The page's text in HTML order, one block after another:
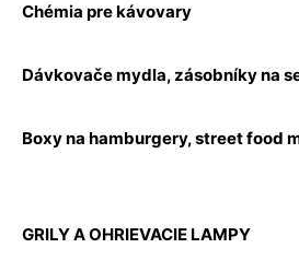
Chémia pre kávovary
Dávkovače mydla, zásobníky na
Boxy na hamburgery, street food
GRILY A OHRIEVACIE LAMPY